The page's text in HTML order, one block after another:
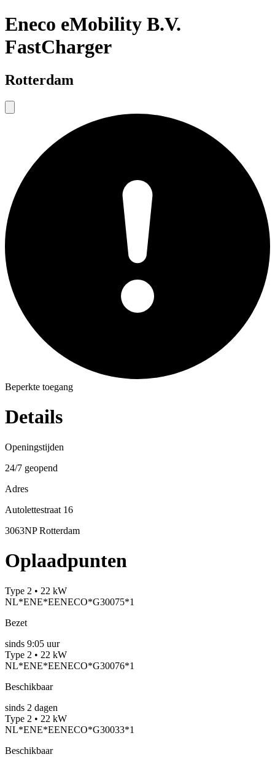
Eneco eMobility B.V.
FastCharger
Rotterdam
Beperkte toegang
Details
Openingstijden
24/7 geopend
Adres
Autolettestraat 16
3063NP Rotterdam
Oplaadpunten
Type 2 • 22 kW
NL*ENE*EENECO*G30075*1
Bezet
sinds 9:05 uur
Type 2 • 22 kW
NL*ENE*EENECO*G30076*1
Beschikbaar
sinds 2 dagen
Type 2 • 22 kW
NL*ENE*EENECO*G30033*1
Beschikbaar